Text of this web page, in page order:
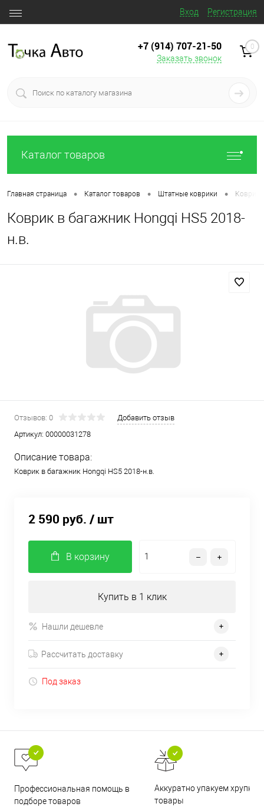
Вход Регистрация
+7 (914) 707‒21‒50
Заказать звонок
0
Каталог товаров
Главная страница • Каталог товаров • Штатные коврики • Коврик
Коврик в багажник Hongqi HS5 2018-
н.в.
Отзывов: 0
Добавить отзыв
Артикул: 00000031278
Описание товара:
Коврик в багажник Hongqi HS5 2018-н.в.
2 590 руб. / шт
В корзину
Купить в 1 клик
Нашли дешевле
Рассчитать доставку
Под заказ
Профессиональная помощь в
подборе товаров
Аккуратно упакуем хрупкие
товары